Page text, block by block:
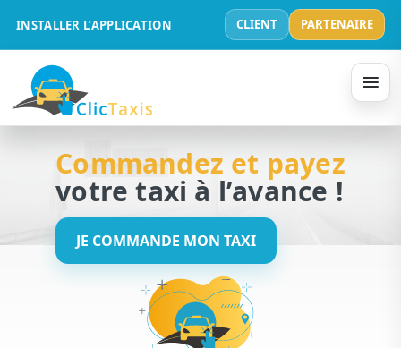
INSTALLER L’APPLICATION CLIENT PARTENAIRE
Commandez et payez
votre taxi à l’avance !
JE COMMANDE MON TAXI